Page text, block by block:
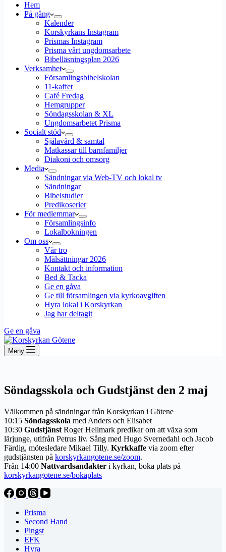
Hem
På gång
Kalender
Korskyrkans Instagram
Prismas Instagram
Prisma vårt ungdomsarbete
Bibelläsningsplan 2026
Verksamhet
Församlingsbibelskolan
11-kaffet
Café Fredag
Hemgrupper
Söndagsskolan & XL
Ungdomsarbetet Prisma
Socialt stöd
Själavård & samtal
Matkassar till barnfamiljer
Diakoni och omsorg
Media
Sändningar via Web-TV och lokal tv
Sändningar
Bibelstudier
Predikoserier
För medlemmar
Församlingsinfo
Lokalbokningen
Om oss
Vår tro
Målsättningar 2026
Kontakt och information
Bed & Tacka
Ge en gåva
Ge till församlingen via kyrkoavgiften
Hyra lokal i Korskyrkan
Jag har deltagit
Ge en gåva
Meny
Söndagsskola och Gudstjänst den 2 maj
Välkommen på sändningar från Korskyrkan i Götene
10:15 Söndagsskola med Anders och Elisabet
10:30 Gudstjänst Roger Hellmark predikar om att växa som
lärjunge, utifrån Petrus liv. Sång med Hugo Svernedahl och Jacob
Färdig, mötesledare Mikael Tilly. Kyrkkaffe via zoom efter
gudstjänsten på korskyrkangotene.se/zoom.
Från 14:00 Nattvardsandakter i kyrkan, boka plats på
korskyrkangotene.se/bokaplats
Prisma
Second Hand
Pingst
EFK
Hyra